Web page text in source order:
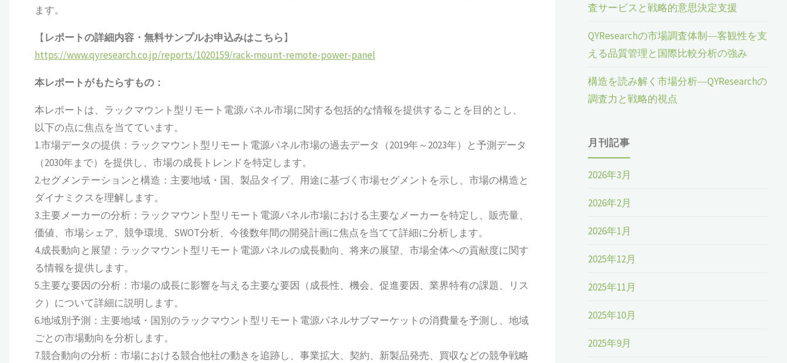
ます。
【レポートの詳細内容・ 無料サンプルお申込みはこちら】
https://www.qyresearch.co.jp/reports/1020159/rack-mount-remote-power-panel
本レポートがもたらすもの：
本レポートは、ラックマウント型リモート電源パネル市場に関する包括的な情報を提供することを目的とし、
以下の点に焦点を当てています。
1.市場データの提供：ラックマウント型リモート電源パネル市場の過去データ（2019年～2023年）と予測データ
（2030年まで）を提供し、市場の成長トレンドを特定します。
2.セグメンテーションと構造：主要地域・国、製品タイプ、用途に基づく市場セグメントを示し、市場の構造と
ダイナミクスを理解します。
3.主要メーカーの分析：ラックマウント型リモート電源パネル市場における主要なメーカーを特定し、販売量、
価値、市場シェア、競争環境、SWOT分析、今後数年間の開発計画に焦点を当てて詳細に分析します。
4.成長動向と展望：ラックマウント型リモート電源パネルの成長動向、将来の展望、市場全体への貢献度に関す
る情報を提供します。
5.主要な要因の分析：市場の成長に影響を与える主要な要因（成長性、機会、促進要因、業界特有の課題、リス
ク）について詳細に説明します。
6.地域別予測：主要地域・国別のラックマウント型リモート電源パネルサブマーケットの消費量を予測し、地域
ごとの市場動向を分析します。
7.競合動向の分析：市場における競合他社の動きを追跡し、事業拡大、契約、新製品発売、買収などの競争戦略
査サービスと戦略的意思決定支援
QYResearchの市場調査体制―客観性を支
える品質管理と国際比較分析の強み
構造を読み解く市場分析―QYResearchの
調査力と戦略的視点
月刊記事
2026年3月
2026年2月
2026年1月
2025年12月
2025年11月
2025年10月
2025年9月